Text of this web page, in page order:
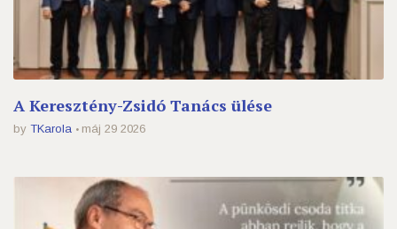
A Keresztény-Zsidó Tanács ülése
by TKarola máj 29 2026